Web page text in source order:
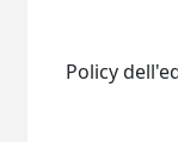
Policy